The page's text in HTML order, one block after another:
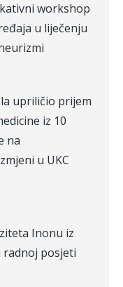
workshop
u liječenju
upriličio prijem
iz 10
na
u UKC
Inonu iz
posjeti